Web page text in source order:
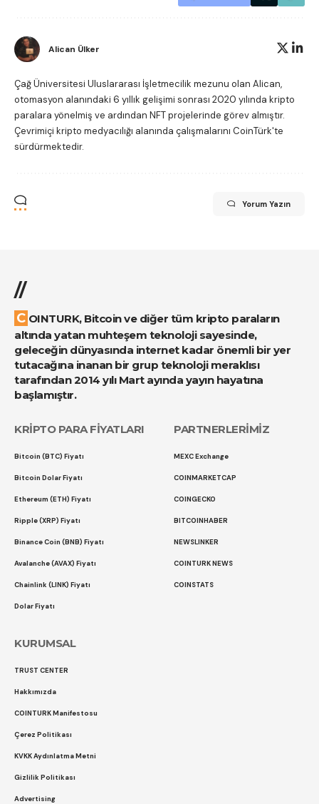
Alican Ülker
Çağ Üniversitesi Uluslararası İşletmecilik mezunu olan Alican,
otomasyon alanındaki 6 yıllık gelişimi sonrası 2020 yılında kripto
paralara yönelmiş ve ardından NFT projelerinde görev almıştır.
Çevrimiçi kripto medyacılığı alanında çalışmalarını CoinTürk'te
sürdürmektedir.
Yorum Yazın
//
COINTURK, Bitcoin ve diğer tüm kripto paraların
altında yatan muhteşem teknoloji sayesinde,
geleceğin dünyasında internet kadar önemli bir yer
tutacağına inanan bir grup teknoloji meraklısı
tarafından 2014 yılı Mart ayında yayın hayatına
başlamıştır.
KRİPTO PARA FİYATLARI
Bitcoin (BTC) Fiyatı
Bitcoin Dolar Fiyatı
Ethereum (ETH) Fiyatı
Ripple (XRP) Fiyatı
Binance Coin (BNB) Fiyatı
Avalanche (AVAX) Fiyatı
Chainlink (LINK) Fiyatı
Dolar Fiyatı
PARTNERLERİMİZ
MEXC Exchange
COINMARKETCAP
COINGECKO
BITCOINHABER
NEWSLINKER
COINTURK NEWS
COINSTATS
KURUMSAL
TRUST CENTER
Hakkımızda
COINTURK Manifestosu
Çerez Politikası
KVKK Aydınlatma Metni
Gizlilik Politikası
Advertising